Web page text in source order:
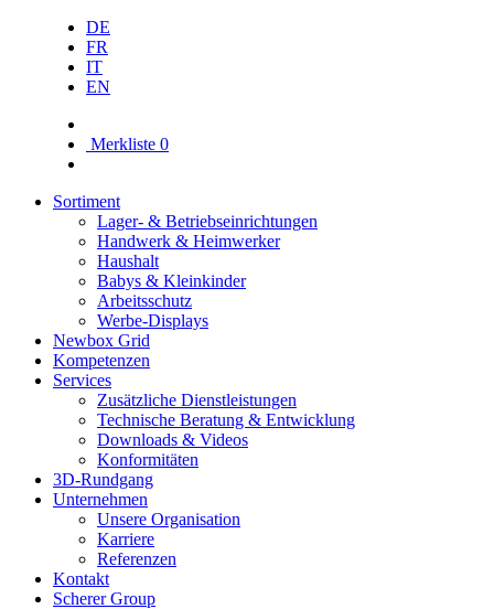
DE
FR
IT
EN
Merkliste 0
Sortiment
Lager- & Betriebs­einrichtungen
Handwerk & Heimwerker
Haushalt
Babys & Kleinkinder
Arbeitsschutz
Werbe-Displays
Newbox Grid
Kompetenzen
Services
Zusätzliche Dienstleistungen
Technische Beratung & Entwicklung
Downloads & Videos
Konformitäten
3D-Rundgang
Unternehmen
Unsere Organisation
Karriere
Referenzen
Kontakt
Scherer Group